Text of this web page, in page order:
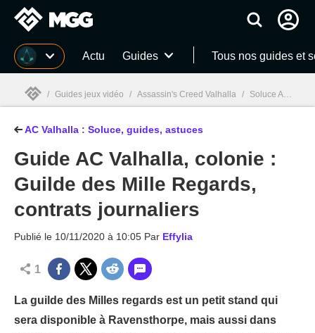
MGG Actu Guides Tous nos guides et
MGG
/ Guides jeux vidéo / Assassin's Creed Valhalla / Soluce Assassin's Creed Valhalla : Tous nos guides et astuces
AC Valhalla : Soluce, guides, astuces
Guide AC Valhalla, colonie :
Guilde des Mille Regards,
contrats journaliers
Publié le 10/11/2020 à 10:05 Par Effylia
1
La guilde des Milles regards est un petit stand qui
sera disponible à Ravensthorpe, mais aussi dans